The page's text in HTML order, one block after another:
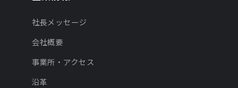
社長メッセージ
会社概要
事業所・アクセス
沿革